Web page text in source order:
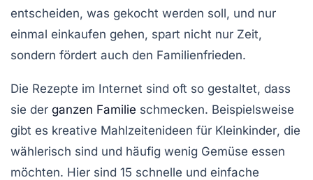
entscheiden, was gekocht werden soll, und nur
einmal einkaufen gehen, spart nicht nur Zeit,
sondern fördert auch den Familienfrieden.
Die Rezepte im Internet sind oft so gestaltet, dass
sie der ganzen Familie schmecken. Beispielsweise
gibt es kreative Mahlzeitenideen für Kleinkinder, die
wählerisch sind und häufig wenig Gemüse essen
möchten. Hier sind 15 schnelle und einfache